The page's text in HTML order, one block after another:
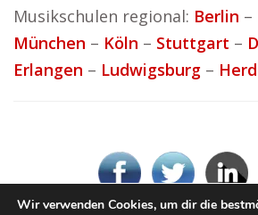
Musikschulen regional: Berlin –
München – Köln – Stuttgart –
Erlangen – Ludwigsburg –
Wir verwenden Cookies, um dir die